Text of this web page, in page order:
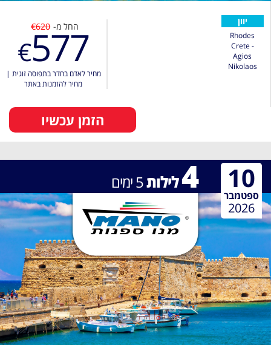
יוון
Rhodes
Crete -
Agios
Nikolaos
החל מ- €620
€577
מחיר לאדם בחדר בתפוסה זוגית |
מחיר להזמנות באתר
הזמן עכשיו
4לילות5ימים 10
ספטמבר
2026